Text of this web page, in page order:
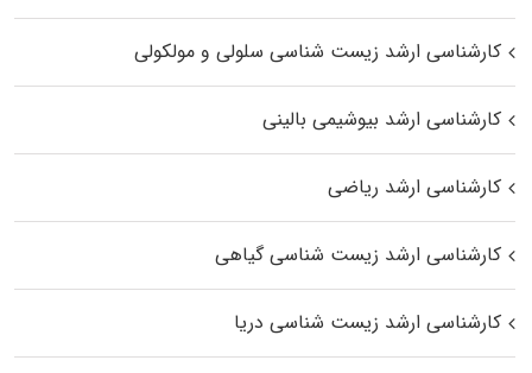
کارشناسی ارشد زیست شناسی سلولی و مولکولی
کارشناسی ارشد بیوشیمی بالینی
کارشناسی ارشد ریاضی
کارشناسی ارشد زیست‌ شناسی گیاهی
کارشناسی ارشد زیست‌ شناسی دریا